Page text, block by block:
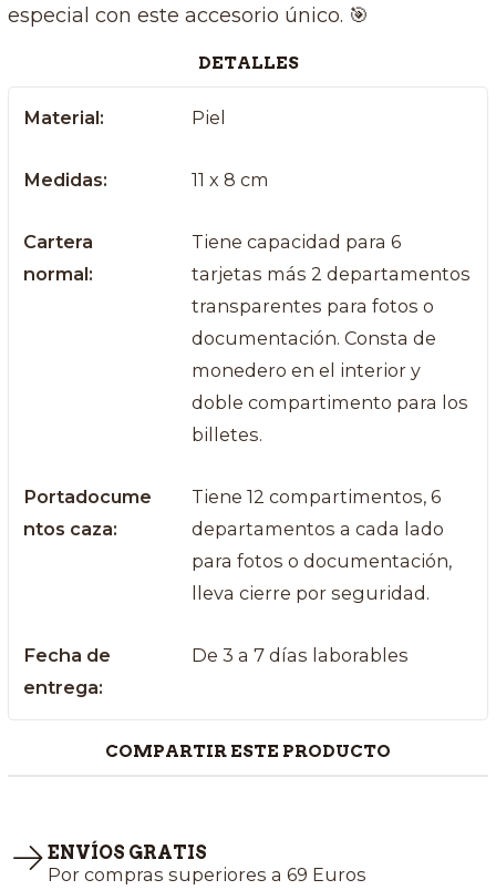
especial con este accesorio único. 🎯
DETALLES
Material: Piel
Medidas: 11 x 8 cm
Cartera
normal:
Tiene capacidad para 6
tarjetas más 2 departamentos
transparentes para fotos o
documentación. Consta de
monedero en el interior y
doble compartimento para los
billetes.
Portadocume
ntos caza:
Tiene 12 compartimentos, 6
departamentos a cada lado
para fotos o documentación,
lleva cierre por seguridad.
Fecha de
entrega:
De 3 a 7 días laborables
COMPARTIR ESTE PRODUCTO
ENVÍOS GRATIS
Por compras superiores a 69 Euros